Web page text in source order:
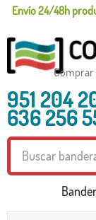
Envío 24/48h
Comprar
951 204
636 256